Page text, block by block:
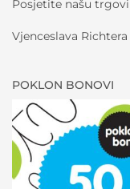
Posjetite našu
Vjenceslava
POKLON BONOVI